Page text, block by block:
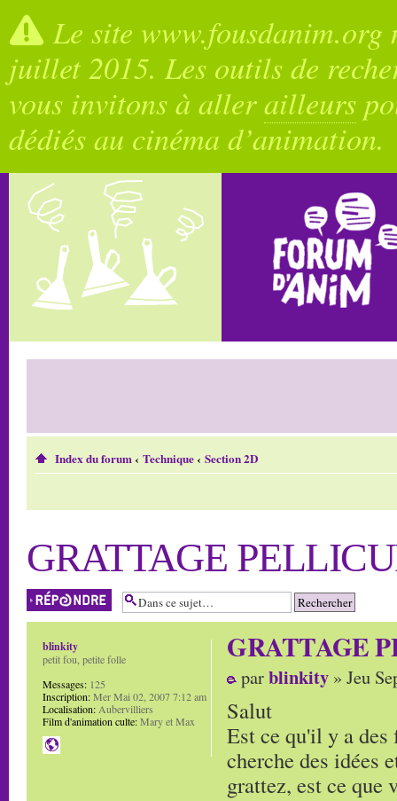
Le site
juillet 2015. Les outils de
vous invitons à allerailleurs
dédiés au cinéma d’animation.
Index du forum‹ Technique‹ Section 2D
GRATTAGE
Répondre
GRATTAGE
parblinkity » Jeu
Salut
Est ce qu'il y a
cherche des idées
grattez, est ce que
blinkity
petit fou, petite folle
Messages: 125
Inscription:Mer Mai 02, 2007 7:12 am
Localisation: Aubervilliers
Film d'animation culte:Mary et Max